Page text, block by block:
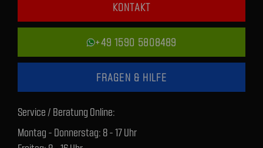
KONTAKT
+49 1590 5808489
FRAGEN & HILFE
Service / Beratung Online:
Montag - Donnerstag: 8 - 17 Uhr